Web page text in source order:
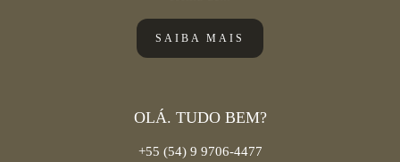
SAIBA MAIS
OLÁ. TUDO BEM?
+55 (54) 9 9706-4477